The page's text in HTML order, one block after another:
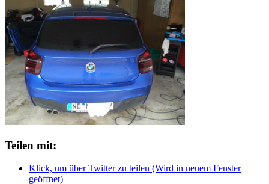
Teilen mit:
Klick, um über Twitter zu teilen (Wird in neuem Fenster
geöffnet)